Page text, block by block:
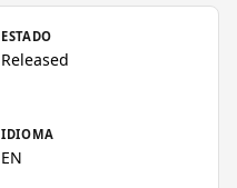
ESTADO
Released
IDIOMA
EN